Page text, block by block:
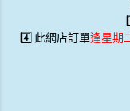
4️⃣ 此網店訂單逢星期